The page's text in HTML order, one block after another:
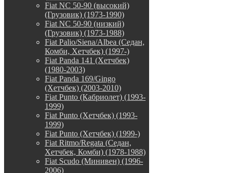
Fiat NC 50-90 (высокий)
(Грузовик) (1973-1990)
Fiat NC 50-90 (низкий)
(Грузовик) (1973-1988)
Fiat Palio/Siena/Albea (Седан,
Комби, Хетчбек) (1997-)
Fiat Panda 141 (Хетчбек)
(1980-2003)
Fiat Panda 169/Gingo
(Хетчбек) (2003-2010)
Fiat Punto (Кабриолет) (1993-
1999)
Fiat Punto (Хетчбек) (1993-
1999)
Fiat Punto (Хетчбек) (1999-)
Fiat Ritmo/Regata (Седан,
Хетчбек, Комби) (1978-1988)
Fiat Scudo (Минивен) (1996-
2006)